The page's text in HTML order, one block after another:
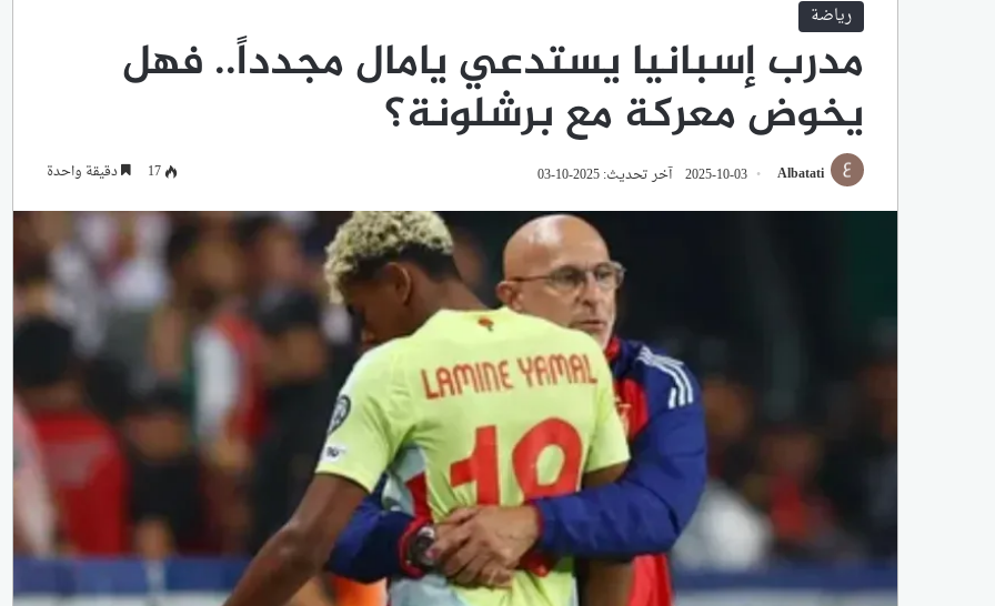
رياضة
مدرب إسبانيا يستدعي يامال مجدداً.. فهل
يخوض معركة مع برشلونة؟
Albatati
2025-10-03 آخر تحديث: 2025-10-03 17 دقيقة واحدة